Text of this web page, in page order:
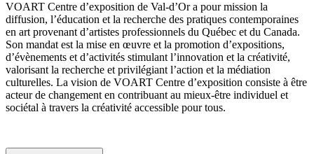
VOART Centre d’exposition de Val-d’Or a pour mission la
diffusion, l’éducation et la recherche des pratiques contemporaines
en art provenant d’artistes professionnels du Québec et du Canada.
Son mandat est la mise en œuvre et la promotion d’expositions,
d’évènements et d’activités stimulant l’innovation et la créativité,
valorisant la recherche et privilégiant l’action et la médiation
culturelles. La vision de VOART Centre d’exposition consiste à être
acteur de changement en contribuant au mieux-être individuel et
sociétal à travers la créativité accessible pour tous.